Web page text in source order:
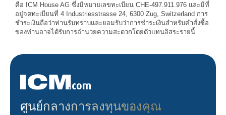
คือ ICM House AG ซึ่งมีหมายเลขทะเบียน CHE-497.911.976 และมีที่
อยู่จดทะเบียนที่ 4 Industriesstrasse 24, 6300 Zug, Switzerland การ
ชำระเงินถือว่าท่านรับทราบและยอมรับว่าการชำระเงินสำหรับคำสั่งซื้อ
ของท่านอาจได้รับการอำนวยความสะดวกโดยตัวแทนอิสระรายนี้
ศูนย์กลางการลงทุนของคุณ